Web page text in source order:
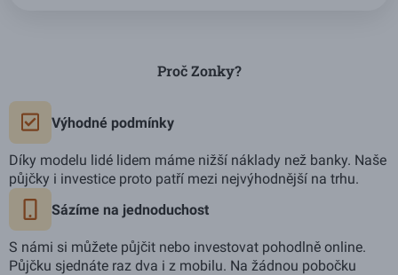
Proč Zonky?
Výhodné podmínky
Díky modelu lidé lidem máme nižší náklady než banky. Naše
půjčky i investice proto patří mezi nejvýhodnější na trhu.
Sázíme na jednoduchost
S námi si můžete půjčit nebo investovat pohodlně online.
Půjčku sjednáte raz dva i z mobilu. Na žádnou pobočku